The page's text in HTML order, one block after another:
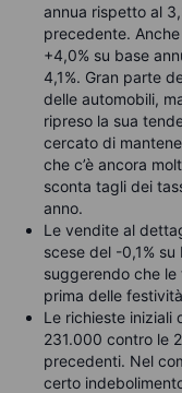
annua rispetto al
precedente.
+4,0% su base
4,1%. Gran parte
delle automobili,
ripreso la sua
cercato di
che c’è ancora
sconta tagli dei
anno.
Le vendite al
scese del -0,1%
suggerendo che
prima delle
Le richieste iniziali
231.000 contro le
precedenti. Nel
certo